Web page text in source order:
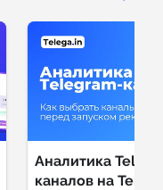
Аналитика
каналов на